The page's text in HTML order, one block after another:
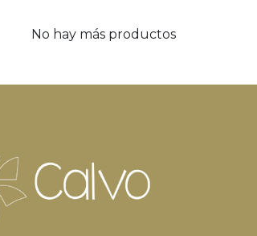
No hay más productos